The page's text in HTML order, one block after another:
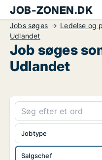
JOB-ZONEN.DK
Jobs søges Ledelse og
Udlandet
Job søges
Udlandet
Salgschef
Jobtype